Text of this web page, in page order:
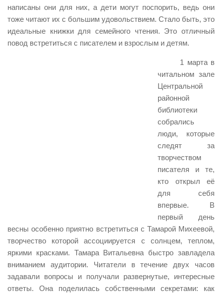
написаны они для них, а дети могут поспорить, ведь они
тоже читают их с большим удовольствием. Стало быть, это
идеальные книжки для семейного чтения. Это отличный
повод встретиться с писателем и взрослым и детям.
1 марта в
читальном зале
Центральной
районной
библиотеки
собрались
люди, которые
следят за
творчеством
писателя и те,
кто открыл её
для себя
впервые. В
первый день
весны особенно приятно встретиться с Тамарой Михеевой,
творчество которой ассоциируется с солнцем, теплом,
яркими красками. Тамара Витальевна быстро завладела
вниманием аудитории. Читатели в течение двух часов
задавали вопросы и получали развернутые, интересные
ответы. Она поделилась собственными секретами: как